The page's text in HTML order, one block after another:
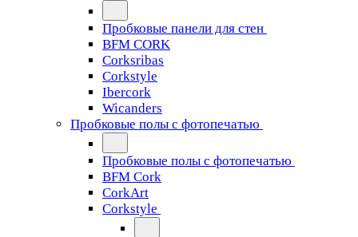
Пробковые панели для стен
BFM CORK
Corksribas
Corkstyle
Ibercork
Wicanders
Пробковые полы с фотопечатью
Пробковые полы с фотопечатью
BFM Cork
CorkArt
Corkstyle